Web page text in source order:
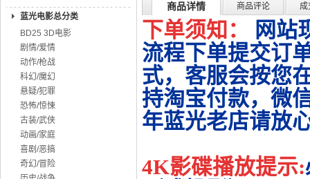
蓝光电影总分类
BD25 3D电影
剧情/爱情
动作/枪战
科幻/魔幻
悬疑/犯罪
恐怖/惊悚
古装/武侠
动画/家庭
喜剧/恶搞
奇幻/冒险
商品详情 商品评论 成
下单须知：
网站
流程下单提交订
式，客服会按您
持淘宝付款，微
年蓝光老店请放
4K影碟播放提示: